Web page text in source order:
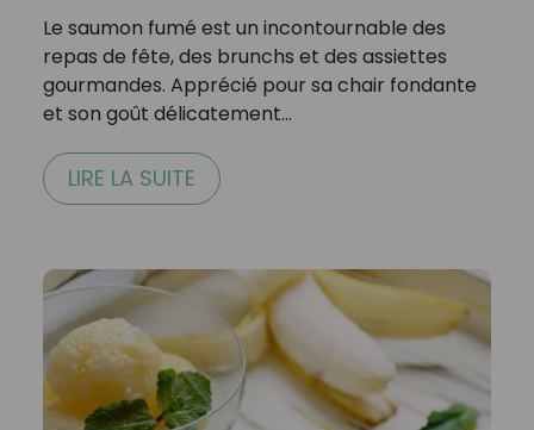
Le saumon fumé est un incontournable des
repas de fête, des brunchs et des assiettes
gourmandes. Apprécié pour sa chair fondante
et son goût délicatement…
LIRE LA SUITE